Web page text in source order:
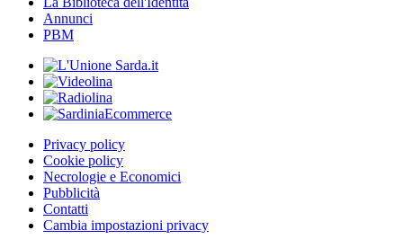
Annunci
PBM
Privacy policy
Cookie policy
Necrologie e Economici
Pubblicità
Contatti
Cambia impostazioni privacy